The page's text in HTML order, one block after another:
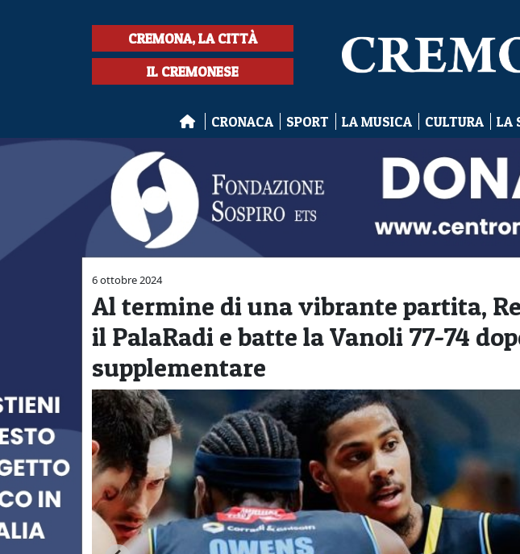
CREMONA, LA CITTÀ
IL CREMONESE
CRONACA SPORT LA MUSICA CULTURA LA
6 ottobre 2024
Al termine di una vibrante partita,
il PalaRadi e batte la Vanoli 77-74
supplementare